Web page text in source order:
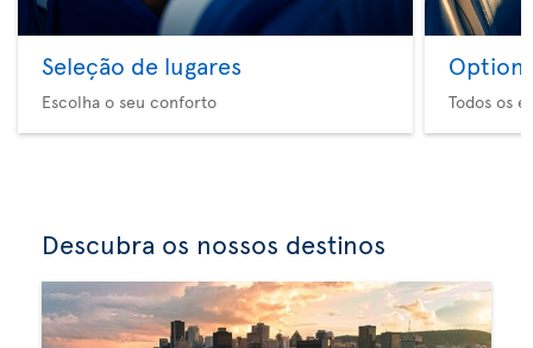
Seleção de lugares
Escolha o seu conforto
Option
Todos os
Descubra os nossos destinos